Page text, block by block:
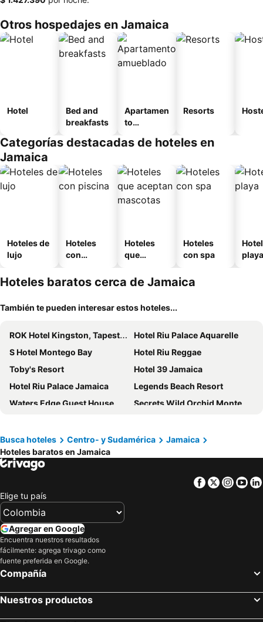
Otros hospedajes en Jamaica
Hotel
Bed and
breakfasts
Apartamen
to
o
Resorts
Categorías destacadas de hoteles en
Jamaica
Hoteles de
lujo
Hoteles
con
Hoteles
que
mascotas
Hoteles
con spa
playa
Hoteles baratos cerca de Jamaica
También te pueden interesar estos hoteles...
ROK Hotel Kingston, Tapestry Collection by Hilton
Hotel Riu Palace Aquarelle
S Hotel Montego Bay
Hotel Riu Reggae
Toby's Resort
Hotel 39 Jamaica
Hotel Riu Palace Jamaica
Legends Beach Resort
Waters Edge Guest House
Secrets Wild Orchid Montego Bay
Courtyard by Marriott Kingston, Jamaica
Grand Decameron Cornwall Beach, A Trademark All-Inclusive Resort
The Jamaica Pegasus Hotel
The Yellow Bird
Firefly Beach Cottages
Mynt Retreat Bed & Breakfast
Polkerris Bed & Breakfast
Merrils Beach Resort II
Rooms Negril
Coco La Palm
Courtleigh Hotel & Suites
The Lawrence Pool House
Secret Cabins at Firefly Beach
Busca hoteles Centro- y Sudamérica
Jamaica
Hoteles baratos en Jamaica
Facebook
Twitter
Elige tu país
Agregar en Google
Encuentra nuestros resultados
fácilmente: agrega trivago como
fuente preferida en Google.
Compañía
Nuestros productos